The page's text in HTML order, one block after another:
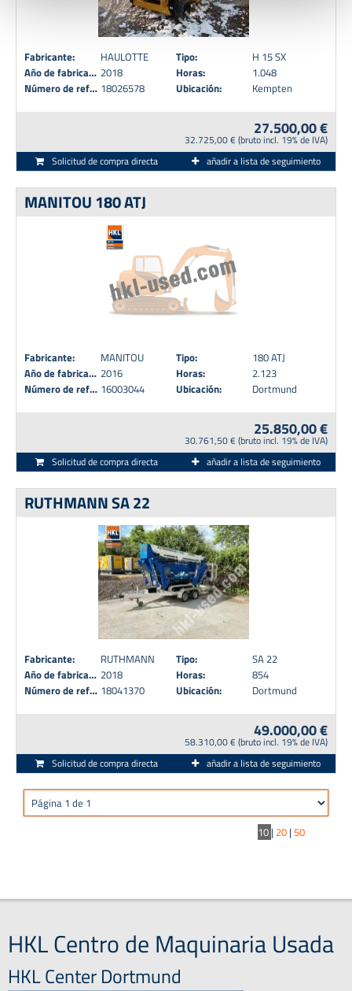
6 Abs. 1 S. 1 lit. a) DSGVO. Weitere Informationen
können Sie in unserenDatenschutzhinweisen
demImpressumentnehmen.
Fabricante: HAULOTTE Tipo:
H 15 SX
Año de fabricación: 2018 Horas:
1.048
Número de referencia: 18026578 Ubicación: Kempten
27.500,00 €
32.725,00 € (bruto incl. 19% de IVA)
Solicitud de compra directa
añadir a lista de seguimiento
MANITOU 180 ATJ
Fabricante: MANITOU Tipo:
180 ATJ
Año de fabricación: 2016 Horas:
2.123
Número de referencia: 16003044 Ubicación: Dortmund
25.850,00 €
30.761,50 € (bruto incl. 19% de IVA)
Solicitud de compra directa
añadir a lista de seguimiento
RUTHMANN SA 22
Fabricante: RUTHMANN Tipo:
SA 22
Año de fabricación: 2018 Horas:
854
Número de referencia: 18041370 Ubicación: Dortmund
49.000,00 €
58.310,00 € (bruto incl. 19% de IVA)
Solicitud de compra directa
añadir a lista de seguimiento
10 | 20 | 50
HKL Centro de Maquinaria Usada
HKL Center Dortmund